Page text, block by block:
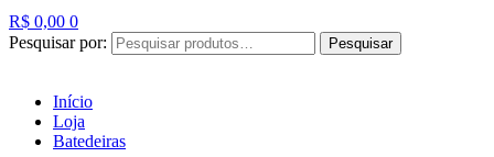
R$ 0,00 0
Pesquisar por:
Pesquisar
Início
Loja
Batedeiras